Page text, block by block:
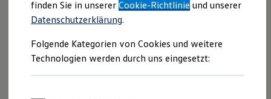
Volkswagen Zertifizierte Gebrauchtwagen
Elektromobilität bei Gebrauchtwagen
Saisonangebote
Reifenpakete
Leasing
Leasing-Angebote
finden Sie in unsererCookie-Richtlinie und unserer
Datenschutzerklärung.
Folgende Kategorien von Cookies und weitere
Technologien werden durch uns eingesetzt: